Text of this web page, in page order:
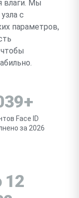
влаги. Мы
с
параметров,
Face ID
за 2026
12